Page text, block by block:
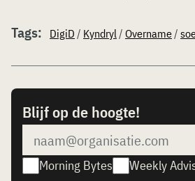
Tags: DigiD / Kyndryl/ Overname/
Blijf op de hoogte!
Morning Bytes Weekly